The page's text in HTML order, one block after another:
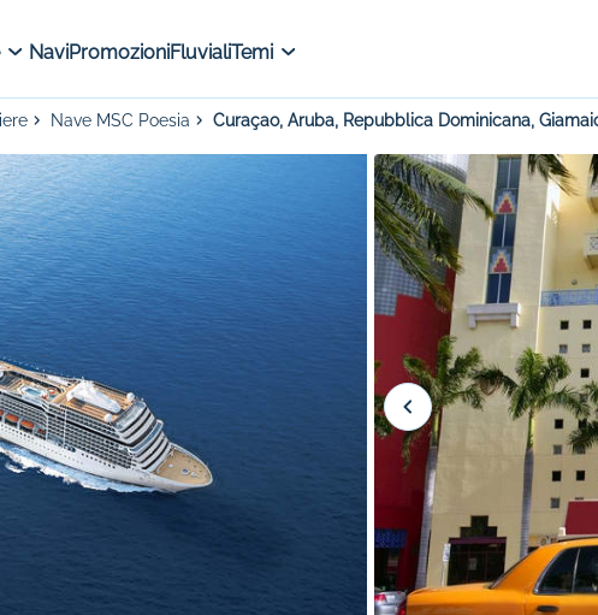
NaviPromozioniFluvialiTemi
Nave MSC Poesia Curaçao, Aruba, Repubblica Dominicana,